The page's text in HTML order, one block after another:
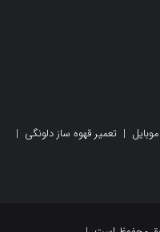
موبایل | تعمیر قهوه ساز دلونگی |